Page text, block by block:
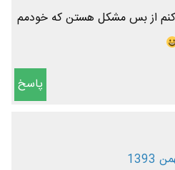
کنم از بس مشکل هستن که خودمم
پاسخ